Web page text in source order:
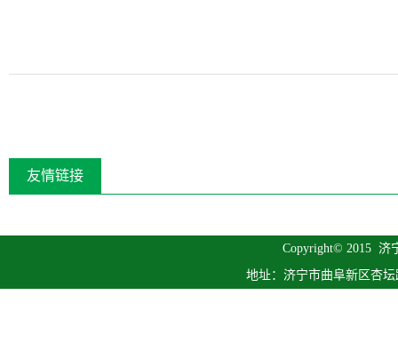
友情链接
Copyright© 2015 济
地址：济宁市曲阜新区杏